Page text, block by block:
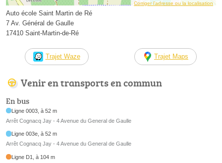
Corriger l’adresse ou la localisation
Auto école Saint Martin de Ré
7 Av. Général de Gaulle
17410 Saint-Martin-de-Ré
Trajet Waze Trajet Maps
Venir en transports en commun
En bus
Ligne 0003, à 52 m
Arrêt Cognacq Jay - 4 Avenue du General de Gaulle
Ligne 003e, à 52 m
Arrêt Cognacq Jay - 4 Avenue du General de Gaulle
Ligne D1, à 104 m